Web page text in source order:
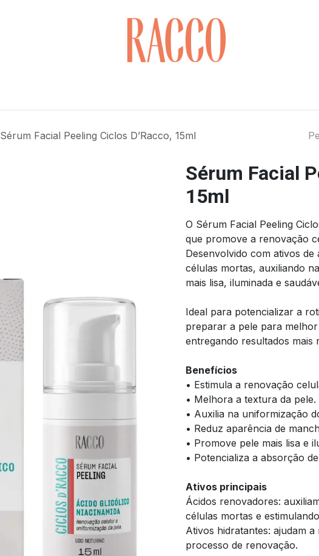
Sérum Facial Peeling Ciclos D’Racco, 15ml
Sérum Facial
15ml
O Sérum Facial Peeling
que promove a renovação
Desenvolvido com ativos
células mortas, auxiliando
mais lisa, iluminada e
Ideal para potencializar a
preparar a pele para
entregando resultados mais
Benefícios
• Estimula a renovação
• Melhora a textura da pele.
• Auxilia na uniformização
• Reduz aparência de
• Promove pele mais lisa e
• Potencializa a absorção
Ativos principais
Ácidos renovadores:
células mortas e
Ativos hidratantes: ajudam
processo de renovação.